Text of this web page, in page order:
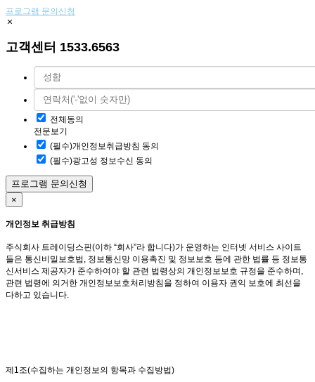
프로그램 문의신청
고객센터 1533.6563
전체동의
전문보기
(필수)개인정보취급방침 동의
(필수)광고성 정보수신 동의
×
개인정보 취급방침
주식회사 트레이딩스핀(이하 “회사”라 합니다)가 운영하는 인터넷 서비스 사이트
들은 통신비밀보호법, 정보통신망 이용촉진 및 정보보호 등에 관한 법률 등 정보통
신서비스 제공자가 준수하여야 할 관련 법령상의 개인정보보호 규정을 준수하며,
관련 법령에 의거한 개인정보보호처리방침을 정하여 이용자 권익 보호에 최선을
다하고 있습니다.
제1조(수집하는 개인정보의 항목과 수집방법)